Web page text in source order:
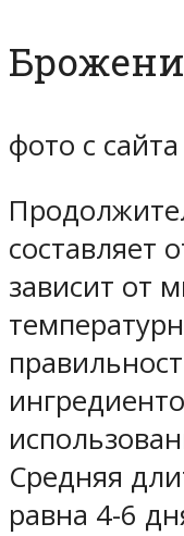
фото с
составляет
зависит от
Средняя
равна 4-6